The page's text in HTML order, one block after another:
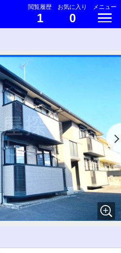
閲覧履歴
1
お気に入り
0
メニュー